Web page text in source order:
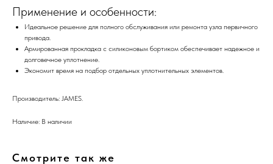
Применение и особенности:
Идеальное решение для полного обслуживания или ремонта узла первичного
привода.
Армированная прокладка с силиконовым бортиком обеспечивает надежное и
долговечное уплотнение.
Экономит время на подбор отдельных уплотнительных элементов.
Производитель: JAMES.
Наличие: В наличии
Смотрите так же